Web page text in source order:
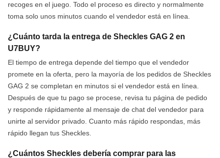
recoges en el juego. Todo el proceso es directo y normalmente
toma solo unos minutos cuando el vendedor está en línea.
¿Cuánto tarda la entrega de Sheckles GAG 2 en
U7BUY?
El tiempo de entrega depende del tiempo que el vendedor
promete en la oferta, pero la mayoría de los pedidos de Sheckles
GAG 2 se completan en minutos si el vendedor está en línea.
Después de que tu pago se procese, revisa tu página de pedido
y responde rápidamente al mensaje de chat del vendedor para
unirte al servidor privado. Cuanto más rápido respondas, más
rápido llegan tus Sheckles.
¿Cuántos Sheckles debería comprar para las